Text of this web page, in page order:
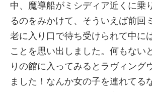
中、魔導船がミシディア近くに乗
るのをみかけて、そういえば前回
老に入り口で待ち受けられて中に
ことを思い出しました。何もない
りの館に入ってみるとラヴィング
ました！なんか女の子を連れてる